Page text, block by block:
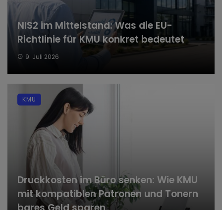
NIS2 im Mittelstand: Was die EU-
Richtlinie für KMU konkret bedeutet
9. Juli 2026
Druckkosten im Büro senken: Wie KMU
mit kompatiblen Patronen und Tonern
KMU